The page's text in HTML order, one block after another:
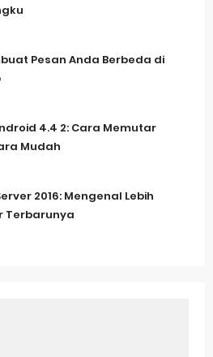
Pesan Anda Berbeda di
4.4 2: Cara Memutar
Mudah
2016: Mengenal Lebih
Terbarunya